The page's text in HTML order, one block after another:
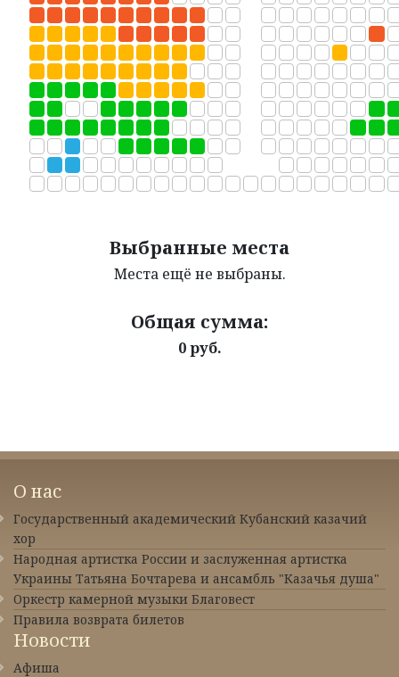
Выбранные места
Места ещё не выбраны.
Общая сумма:
0 руб.
О нас
Государственный академический Кубанский казачий
хор
Народная артистка России и заслуженная артистка
Украины Татьяна Бочтарева и ансамбль "Казачья душа"
Оркестр камерной музыки Благовест
Правила возврата билетов
Новости
Афиша